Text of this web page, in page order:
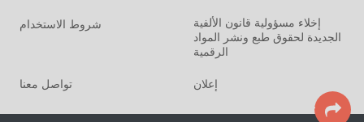
شروط الاستخدام
إخلاء مسؤولية قانون الألفية
الجديدة لحقوق طبع ونشر المواد
الرقمية
تواصل معنا إعلان